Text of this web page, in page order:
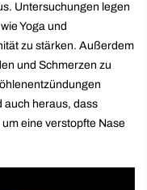
Untersuchungen legen
Yoga und
zu stärken. Außerdem
und Schmerzen zu
auch heraus, dass
eine verstopfte Nase